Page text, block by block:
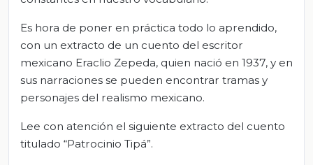
Es hora de poner en práctica todo lo aprendido,
con un extracto de un cuento del escritor
mexicano Eraclio Zepeda, quien nació en 1937, y en
sus narraciones se pueden encontrar tramas y
personajes del realismo mexicano.
Lee con atención el siguiente extracto del cuento
titulado “Patrocinio Tipá”.